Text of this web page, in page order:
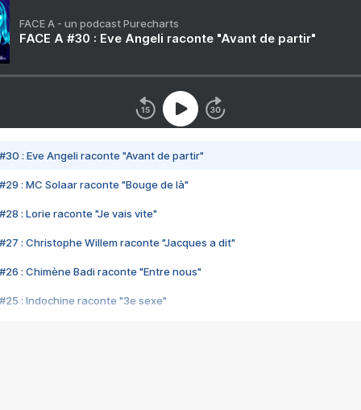
FACE A - un podcast Purecharts
FACE A #30 : Eve Angeli raconte "Avant de partir"
#30 : Eve Angeli raconte "Avant de partir"
#29 : MC Solaar raconte "Bouge de là"
#28 : Lorie raconte "Je vais vite"
#27 : Christophe Willem raconte "Jacques a dit"
#26 : Chimène Badi raconte "Entre nous"
#25 : Indochine raconte "3e sexe"